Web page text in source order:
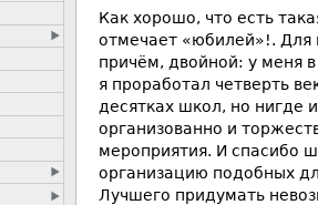
Как хорошо, что есть
отмечает «юбилей»!.
причём, двойной: у меня
я проработал четверть
десятках школ, но нигде
организованно и
мероприятия. И спасибо
организацию подобных
Лучшего придумать